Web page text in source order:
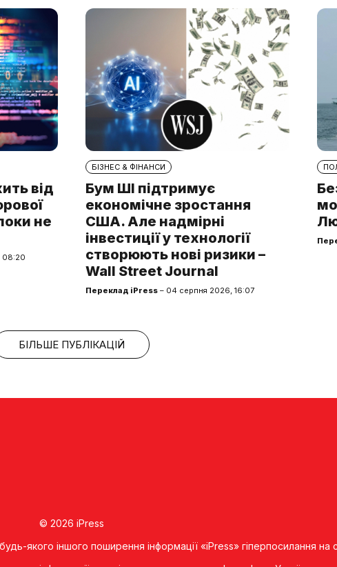
від
не
08:20
БІЗНЕС & ФІНАНСИ
Бум ШІ підтримує
економічне зростання
США. Але надмірні
інвестиції у технології
створюють нові ризики –
Wall Street Journal
Переклад iPress – 04 серпня 2026, 16:07
БІЛЬШЕ ПУБЛІКАЦІЙ
© 2026 iPress
якого іншого поширення інформації «iPress» гіперпосилання на